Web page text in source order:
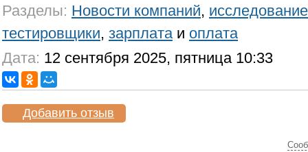
Разделы: Новости компаний, исследование
тестировщики, зарплатаи оплата
Дата: 12 сентября 2025, пятница 10:33
Добавить отзыв